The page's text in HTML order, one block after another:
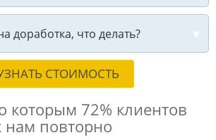
доработка, что делать?
СТОИМОСТЬ
которым 72% клиентов
нам повторно